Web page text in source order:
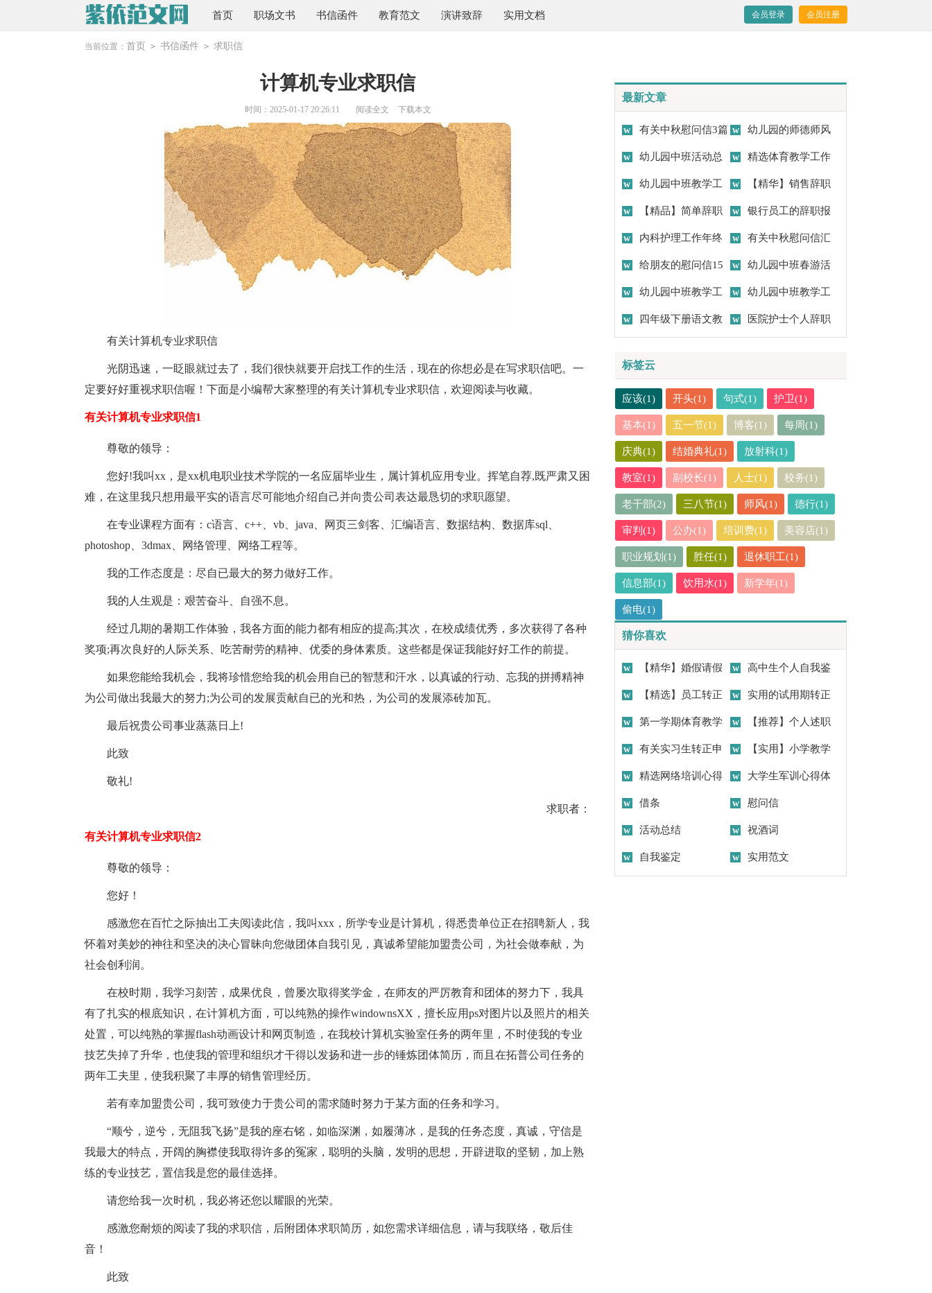
首页 职场文书 书信函件 教育范文 演讲致辞 实用文档 会员登录 会员注册
当前位置： 首页 > 书信函件 > 求职信
计算机专业求职信
时间：2025-01-17 20:26:11 阅读全文 下载本文
有关计算机专业求职信
光阴迅速，一眨眼就过去了，我们很快就要开启找工作的生活，现在的你想必是在写求职信吧。一
定要好好重视求职信喔！下面是小编帮大家整理的有关计算机专业求职信，欢迎阅读与收藏。
有关计算机专业求职信1
尊敬的领导：
您好!我叫xx，是xx机电职业技术学院的一名应届毕业生，属计算机应用专业。挥笔自荐,既严肃又困
难，在这里我只想用最平实的语言尽可能地介绍自己并向贵公司表达最恳切的求职愿望。
在专业课程方面有：c语言、c++、vb、java、网页三剑客、汇编语言、数据结构、数据库sql、
photoshop、3dmax、网络管理、网络工程等。
我的工作态度是：尽自已最大的努力做好工作。
我的人生观是：艰苦奋斗、自强不息。
经过几期的暑期工作体验，我各方面的能力都有相应的提高;其次，在校成绩优秀，多次获得了各种
奖项;再次良好的人际关系、吃苦耐劳的精神、优委的身体素质。这些都是保证我能好好工作的前提。
如果您能给我机会，我将珍惜您给我的机会用自已的智慧和汗水，以真诚的行动、忘我的拼搏精神
为公司做出我最大的努力;为公司的发展贡献自已的光和热，为公司的发展添砖加瓦。
最后祝贵公司事业蒸蒸日上!
此致
敬礼!
求职者：
有关计算机专业求职信2
尊敬的领导：
您好！
感激您在百忙之际抽出工夫阅读此信，我叫xxx，所学专业是计算机，得悉贵单位正在招聘新人，我
怀着对美妙的神往和坚决的决心冒昧向您做团体自我引见，真诚希望能加盟贵公司，为社会做奉献，为
社会创利润。
在校时期，我学习刻苦，成果优良，曾屡次取得奖学金，在师友的严厉教育和团体的努力下，我具
有了扎实的根底知识，在计算机方面，可以纯熟的操作windownsXX，擅长应用ps对图片以及照片的相关
处置，可以纯熟的掌握flash动画设计和网页制造，在我校计算机实验室任务的两年里，不时使我的专业
技艺失掉了升华，也使我的管理和组织才干得以发扬和进一步的锤炼团体简历，而且在拓普公司任务的
两年工夫里，使我积聚了丰厚的销售管理经历。
若有幸加盟贵公司，我可致使力于贵公司的需求随时努力于某方面的任务和学习。
“顺兮，逆兮，无阻我飞扬”是我的座右铭，如临深渊，如履薄冰，是我的任务态度，真诚，守信是
我最大的特点，开阔的胸襟使我取得许多的冤家，聪明的头脑，发明的思想，开辟进取的坚韧，加上熟
练的专业技艺，置信我是您的最佳选择。
请您给我一次时机，我必将还您以耀眼的光荣。
感激您耐烦的阅读了我的求职信，后附团体求职简历，如您需求详细信息，请与我联络，敬后佳
音！
此致
最新文章
有关中秋慰问信3篇 幼儿园的师德师风
自查报告4篇
幼儿园中班活动总
结
精选体育教学工作
总结范文锦集九篇
幼儿园中班教学工
作总结
【精华】销售辞职
报告范文集合五篇
【精品】简单辞职
报告集锦九篇
银行员工的辞职报
告
内科护理工作年终
总结
有关中秋慰问信汇
编六篇
给朋友的慰问信15
篇
幼儿园中班春游活
动总结
幼儿园中班教学工
作总结(15篇)
幼儿园中班教学工
作总结15篇
四年级下册语文教 医院护士个人辞职
标签云
应该(1) 开头(1) 句式(1) 护卫(1)
基本(1) 五一节(1) 博客(1) 每周(1)
庆典(1) 结婚典礼(1) 放射科(1)
教室(1) 副校长(1) 人士(1) 校务(1)
老干部(2) 三八节(1) 师风(1) 德行(1)
审判(1) 公办(1) 培训费(1) 美容店(1)
职业规划(1) 胜任(1) 退休职工(1)
信息部(1) 饮用水(1) 新学年(1)
偷电(1)
猜你喜欢
【精华】婚假请假
条请假条范文合集六篇
高中生个人自我鉴
定
【精选】员工转正
申请书集锦6篇
实用的试用期转正
申请书集锦五篇
第一学期体育教学
工作计划
【推荐】个人述职
报告范文合集八篇
有关实习生转正申
请书合集十篇
【实用】小学教学
工作计划汇编五篇
精选网络培训心得
体会集合八篇
大学生军训心得体
会(集合15篇)
借条 慰问信
活动总结 祝酒词
自我鉴定 实用范文